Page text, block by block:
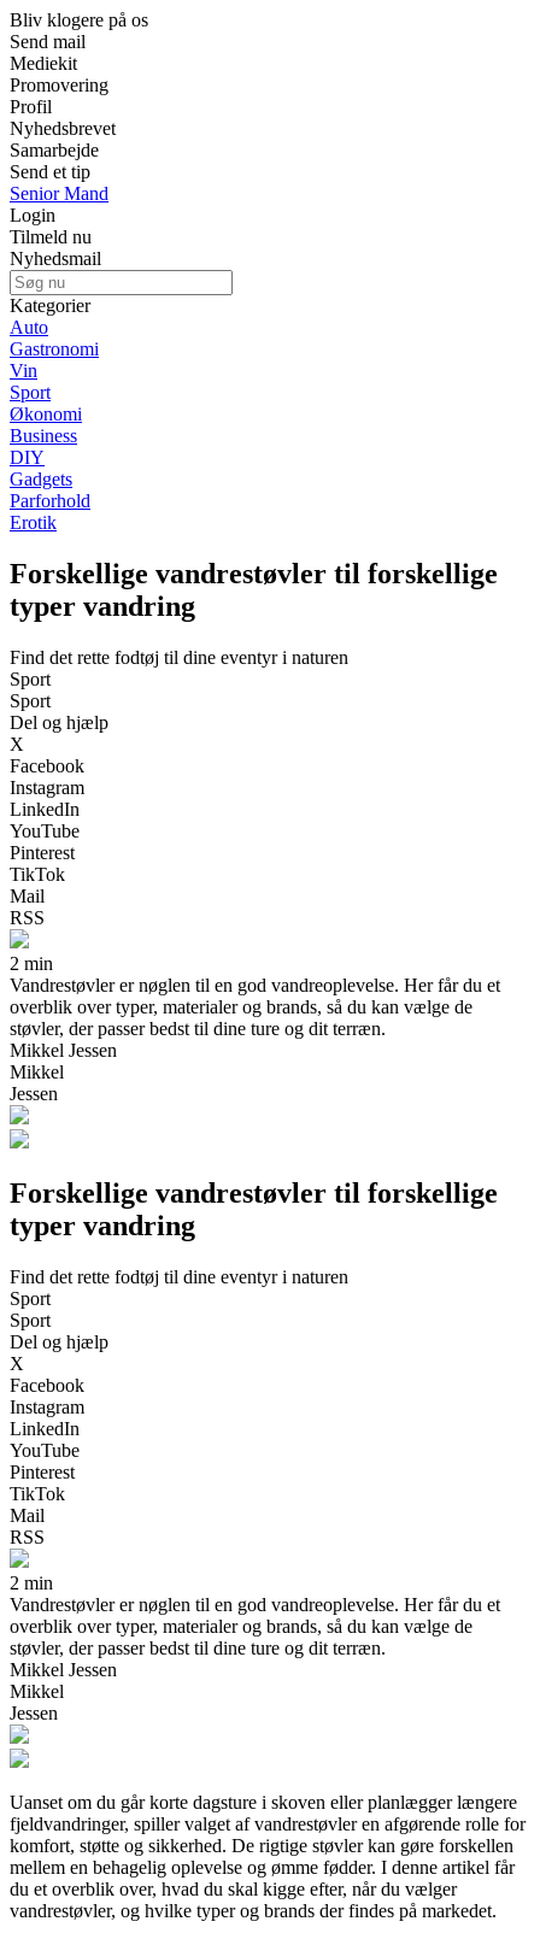
Bliv klogere på os
Send mail
Mediekit
Promovering
Profil
Nyhedsbrevet
Samarbejde
Send et tip
Senior Mand
Login
Tilmeld nu
Nyhedsmail
Kategorier
Auto
Gastronomi
Vin
Sport
Økonomi
Business
DIY
Gadgets
Parforhold
Erotik
Forskellige vandrestøvler til forskellige
typer vandring
Find det rette fodtøj til dine eventyr i naturen
Sport
Sport
Del og hjælp
X
Facebook
Instagram
LinkedIn
YouTube
Pinterest
TikTok
Mail
RSS
2 min
Vandrestøvler er nøglen til en god vandreoplevelse. Her får du et
overblik over typer, materialer og brands, så du kan vælge de
støvler, der passer bedst til dine ture og dit terræn.
Mikkel Jessen
Mikkel
Jessen
Forskellige vandrestøvler til forskellige
typer vandring
Find det rette fodtøj til dine eventyr i naturen
Sport
Sport
Del og hjælp
X
Facebook
Instagram
LinkedIn
YouTube
Pinterest
TikTok
Mail
RSS
2 min
Vandrestøvler er nøglen til en god vandreoplevelse. Her får du et
overblik over typer, materialer og brands, så du kan vælge de
støvler, der passer bedst til dine ture og dit terræn.
Mikkel Jessen
Mikkel
Jessen
Uanset om du går korte dagsture i skoven eller planlægger længere
fjeldvandringer, spiller valget af vandrestøvler en afgørende rolle for
komfort, støtte og sikkerhed. De rigtige støvler kan gøre forskellen
mellem en behagelig oplevelse og ømme fødder. I denne artikel får
du et overblik over, hvad du skal kigge efter, når du vælger
vandrestøvler, og hvilke typer og brands der findes på markedet.